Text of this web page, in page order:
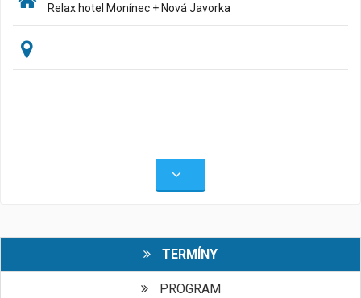
Relax hotel Monínec + Nová Javorka
TERMÍNY
PROGRAM